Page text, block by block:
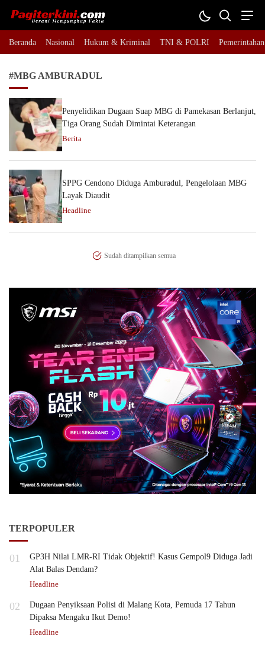
Pagiterkini.com
Berani Mengungkap Fakta
Beranda Nasional Hukum & Kriminal TNI & POLRI Pemerintahan
#MBG AMBURADUL
Penyelidikan Dugaan Suap MBG di Pamekasan Berlanjut,
Tiga Orang Sudah Dimintai Keterangan
Berita
SPPG Cendono Diduga Amburadul, Pengelolaan MBG
Layak Diaudit
Headline
Sudah ditampilkan semua
TERPOPULER
01
GP3H Nilai LMR-RI Tidak Objektif! Kasus Gempol9 Diduga Jadi
Alat Balas Dendam?
Headline
02
Dugaan Penyiksaan Polisi di Malang Kota, Pemuda 17 Tahun
Dipaksa Mengaku Ikut Demo!
Headline